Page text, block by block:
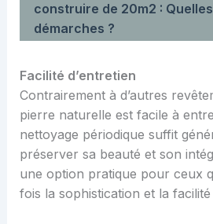
construire de 20m2 : Quelles
démarches ?
Facilité d’entretien
Contrairement à d’autres
pierre naturelle est facile à
nettoyage périodique suffit
préserver sa beauté et son
une option pratique pour ceux
fois la sophistication et la facilité